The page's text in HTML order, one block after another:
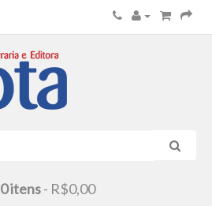
0 itens- R$0,00